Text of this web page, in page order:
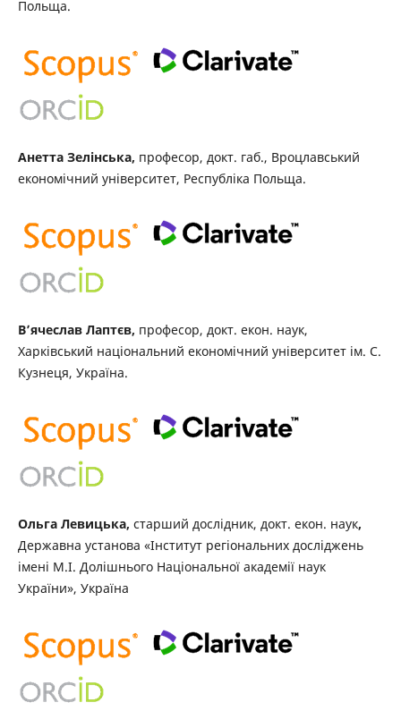
Польща.
Анетта Зелінська, професор, докт. габ., Вроцлавський
економічний університет, Республіка Польща.
Вʼячеслав Лаптєв, професор, докт. екон. наук,
Харківський національний економічний університет ім. С.
Кузнеця, Україна.
Ольга Левицька, старший дослідник, докт. екон. наук,
Державна установа «Інститут регіональних досліджень
імені М.І. Долішнього Національної академії наук
України», Україна